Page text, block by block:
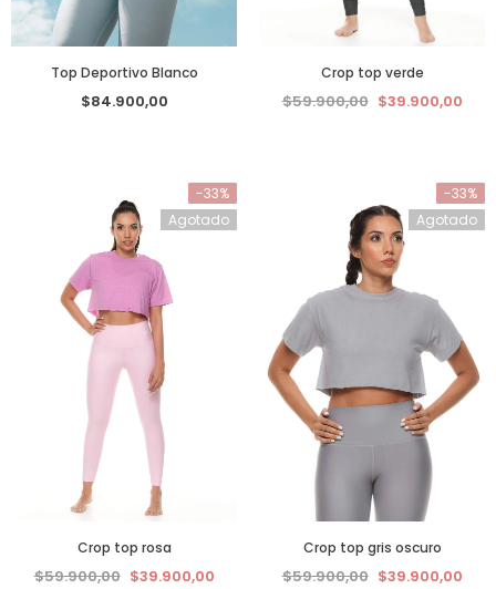
Top Deportivo Blanco
$84.900,00
Crop top verde
$59.900,00 $39.900,00
-33%
Agotado
Crop top rosa
$59.900,00 $39.900,00
-33%
Agotado
Crop top gris oscuro
$59.900,00 $39.900,00